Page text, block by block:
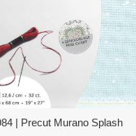
| Precut Murano Splash